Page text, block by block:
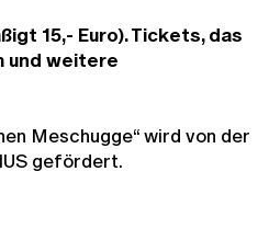
15,- Euro). Tickets, das
und weitere
Meschugge“ wird von der
gefördert.